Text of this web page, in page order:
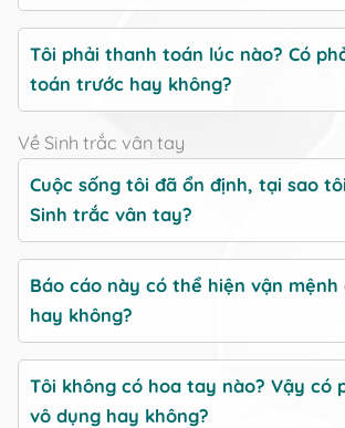
Tôi phải thanh toán lúc nào? Có
toán trước hay không?
Về Sinh trắc vân tay
Cuộc sống tôi đã ổn định, tại sao
Sinh trắc vân tay?
Báo cáo này có thể hiện vận mệnh
hay không?
Tôi không có hoa tay nào? Vậy có
vô dụng hay không?